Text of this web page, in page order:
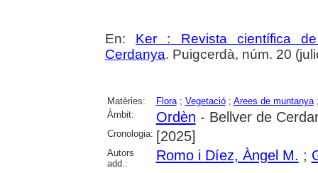
En: Ker : Revista científica
Cerdanya. Puigcerdà, núm. 20
Matèries: Flora; Vegetació; Arees de muntanya
Àmbit:
Ordèn - Bellver de
Cronologia: [2025]
Autors
add.:
Romo i Díez, Àngel M. ;